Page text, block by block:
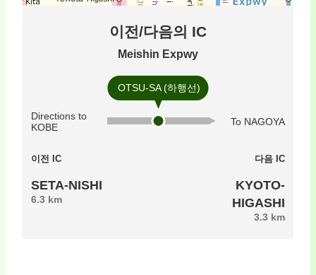
이전/다음의 IC
Meishin Expwy
OTSU-SA (하행선)
Directions to
KOBE
이전 IC
SETA-NISHI
6.3 km
To NAGOYA
다음 IC
KYOTO-
HIGASHI
3.3 km